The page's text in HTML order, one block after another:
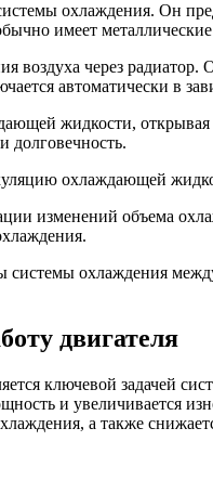
охлаждения. Он
имеет
воздуха через
автоматически в
жидкости,
долговечность.
охлаждающей
изменений объема
охлаждения
двигателя
ключевой задачей
и увеличивается
а также